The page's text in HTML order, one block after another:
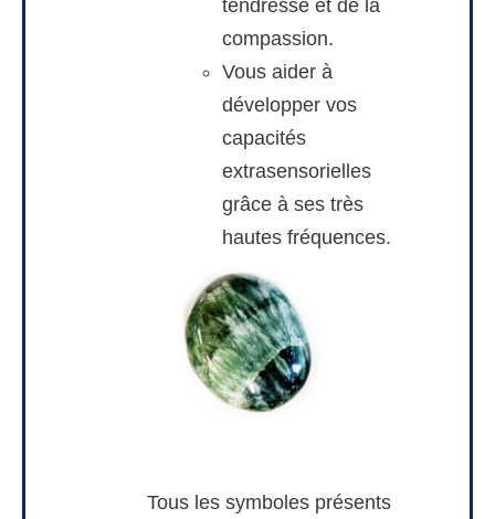
tendresse et de la
compassion.
Vous aider à
développer vos
capacités
extrasensorielles
grâce à ses très
hautes fréquences.
Tous les symboles présents